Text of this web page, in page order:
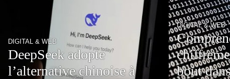
DIGITAL & WEB
Comprendre le rôle du
chiffrement de bout en
bout dans la sécurisation
ENTREPRISE
Elon
boycott